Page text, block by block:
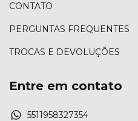
CONTATO
PERGUNTAS FREQUENTES
TROCAS E DEVOLUÇÕES
Entre em contato
5511958327354